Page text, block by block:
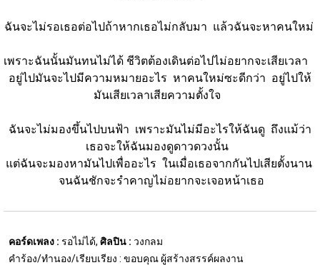
ฉันจะไม่รอเธอต่อไปถ้าหากเธอไม่กลับมา  แล้วฉันจะหาคนใหม่
เพราะฉันนั้นมันทนไม่ได้ ชีวิตต้องเดินต่อไปไม่อยากจะเสียเวลา
อยู่ไปมันจะไปมีความหมายอะไร  หาคนใหม่ซะดีกว่า  อยู่ไปให้
มันเสียเวลาเสียความตั้งใจ
ฉันจะไม่มองขึ้นไปบนฟ้า  เพราะมันไม่มีอะไรให้ฉันดู  ถึงแม้ว่า
เธอจะให้ฉันมองดูดาวดวงนั้น
แต่ฉันจะมองหามันไปเพื่ออะไร  ในเมื่อเธอจากกันไปเสียตั้งนาน
จนฉันชักจะรำคาญไม่อยากจะเจอหน้าเธอ
คอร์ดเพลง : รอไม่ได้, ศิลปิน : วงกลม
คำร้อง/ทำนอง/เรียบเรียง : ขอบคุณ ผู้สร้างสรรค์ผลงาน